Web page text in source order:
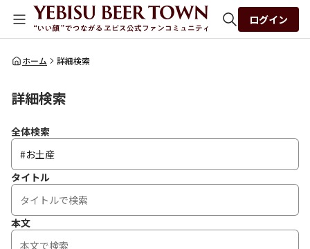
全体検索
ログイン
ホーム 詳細検索
詳細検索
全体検索
タイトル
本文